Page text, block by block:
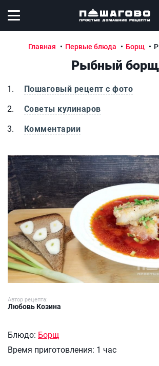
Открыть меню
Главная Первые блюда Борщ
Рыбный борщ
Пошаговый рецепт с фото
Советы кулинаров
Комментарии
Рыбный борщ
Автор рецепта:
Любовь Козина
Блюдо: Борщ
Время приготовления: 1 час